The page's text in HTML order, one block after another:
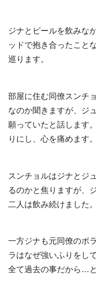
ジナとビールを飲みな
ッドで抱き合ったこと
巡ります。
部屋に住む同僚スンチ
なのか聞きますが、ジ
願っていたと話します
りにし、心を痛めます。
スンチョルはジナとジ
るのかと焦りますが、
二人は飲み続けました。
一方ジナも元同僚のボ
ラはなぜ強いふりをし
全て過去の事だから…と